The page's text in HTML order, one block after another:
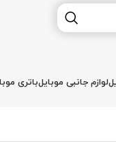
لوازم جانبی موبایلباتری